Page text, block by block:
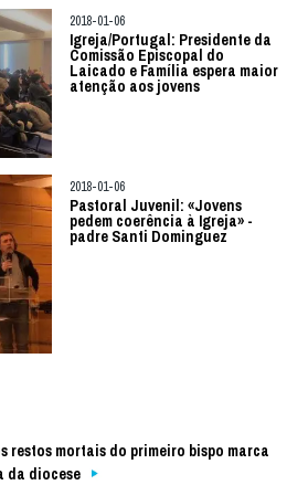
2018-01-06
Igreja/Portugal: Presidente da
Comissão Episcopal do
Laicado e Família espera maior
atenção aos jovens
2018-01-06
Pastoral Juvenil: «Jovens
pedem coerência à Igreja» -
padre Santi Dominguez
restos mortais do primeiro bispo marca
da diocese